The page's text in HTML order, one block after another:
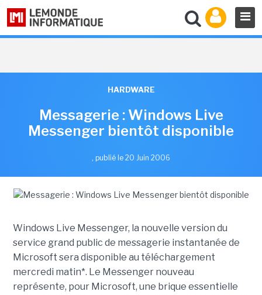
HARDWARE
Messagerie : Windows Live
Messenger bientôt disponible
, publié le 20 Juin 2006
Windows Live Messenger, la nouvelle version du
service grand public de messagerie instantanée de
Microsoft sera disponible au téléchargement
mercredi matin*. Le Messenger nouveau
représente, pour Microsoft, une brique essentielle